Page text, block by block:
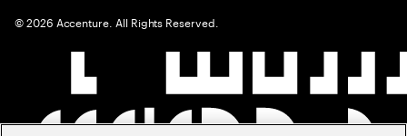
©2026 Accenture. All Rights Reserved.